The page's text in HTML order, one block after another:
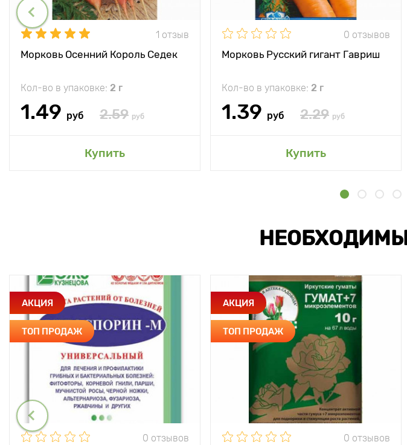
1 отзыв
Морковь Осенний Король Седек
Кол-во в упаковке: 2 г
1.49 руб 2.59 руб
Купить
0 отзывов
Морковь Русский гигант Гавриш
Кол-во в упаковке: 2 г
1.39 руб 2.29 руб
Купить
АКЦИЯ
ТОП ПРОДАЖ
0 отзывов
АКЦИЯ
ТОП ПРОДАЖ
0 отзывов